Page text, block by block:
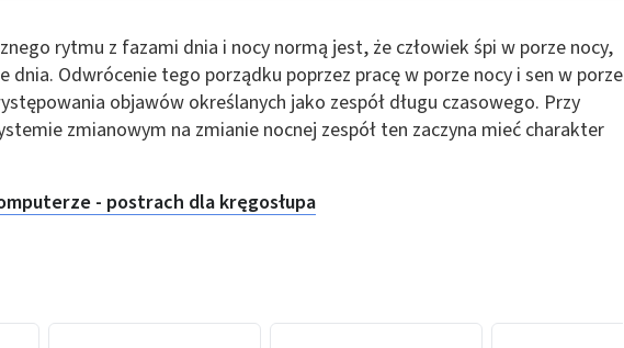
rytmu z fazami dnia i nocy normą jest, że człowiek śpi w porze nocy,
dnia. Odwrócenie tego porządku poprzez pracę w porze nocy i sen w porze
objawów określanych jako zespół długu czasowego. Przy
zmianowym na zmianie nocnej zespół ten zaczyna mieć charakter
- postrach dla kręgosłupa